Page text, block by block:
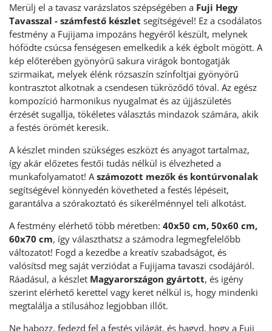
Merülj el a tavasz varázslatos szépségében a Fuji Hegy
Tavasszal - számfestő készlet segítségével! Ez a csodálatos
festmény a Fujijama impozáns hegyéről készült, melynek
hófödte csúcsa fenségesen emelkedik a kék égbolt mögött. A
kép előterében gyönyörű sakura virágok bontogatják
szirmaikat, melyek élénk rózsaszín színfoltjai gyönyörű
kontrasztot alkotnak a csendesen tükröződő tóval. Az egész
kompozíció harmonikus nyugalmat és az újjászületés
érzését sugallja, tökéletes választás mindazok számára, akik
a festés örömét keresik.
A készlet minden szükséges eszközt és anyagot tartalmaz,
így akár előzetes festői tudás nélkül is élvezheted a
munkafolyamatot! A számozott mezők és kontúrvonalak
segítségével könnyedén követheted a festés lépéseit,
garantálva a szórakoztató és sikerélménnyel teli alkotást.
A festmény elérhető több méretben: 40x50 cm, 50x60 cm,
60x70 cm, így választhatsz a számodra legmegfelelőbb
változatot! Fogd a kezedbe a kreatív szabadságot, és
valósítsd meg saját verziódat a Fujijama tavaszi csodájáról.
Ráadásul, a készlet Magyarországon gyártott, és igény
szerint elérhető kerettel vagy keret nélkül is, hogy mindenki
megtalálja a stílusához legjobban illőt.
Ne habozz, fedezd fel a festés világát, és hagyd, hogy a Fuji